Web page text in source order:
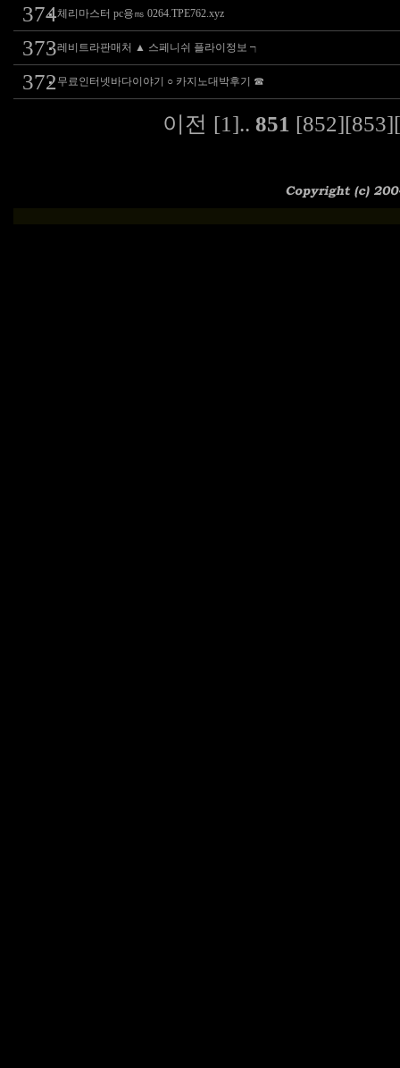
374체리마스터 pc용㎳ 0264.TPE762.xyz
373레비트라판매처 ▲ 스페니쉬 플라이정보 ┑
372 무료인터넷바다이야기 ○ 카지노대박후기 ☎
이전 [1].. 851 [852][853]